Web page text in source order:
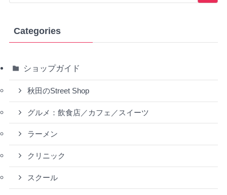
Categories
ショップガイド
秋田のStreet Shop
グルメ：飲食店／カフェ／スイーツ
ラーメン
クリニック
スクール